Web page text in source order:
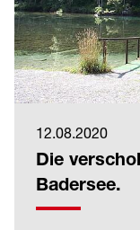
12.08.2020
Die
Badersee.